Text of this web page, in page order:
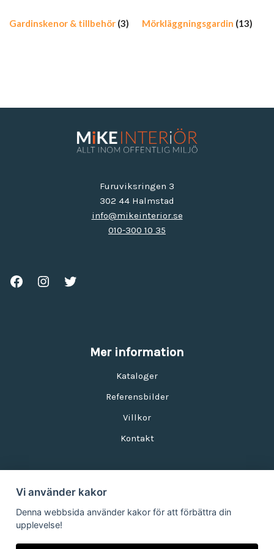
Gardinskenor & tillbehör (3) Mörkläggningsgardin (13)
Furuviksringen 3
302 44 Halmstad
info@mikeinterior.se
010-300 10 35
Mer information
Kataloger
Referensbilder
Villkor
Kontakt
Vi använder kakor
Denna webbsida använder kakor för att förbättra din
upplevelse!